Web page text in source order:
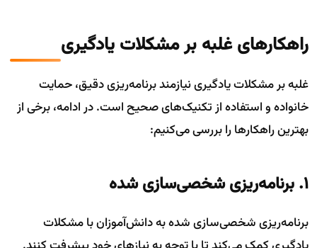
راهکارهای غلبه بر مشکلات یادگیری
غلبه بر مشکلات یادگیری نیازمند برنامه‌ریزی دقیق، حمایت
خانواده و استفاده از تکنیک‌های صحیح است. در ادامه، برخی از
بهترین راهکارها را بررسی می‌کنیم:
۱. برنامه‌ریزی شخصی‌سازی شده
برنامه‌ریزی شخصی‌سازی شده به دانش‌آموزان با مشکلات